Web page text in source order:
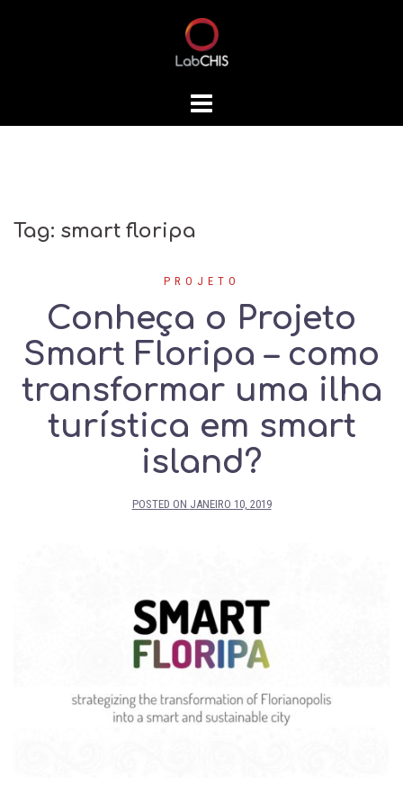
Tag: smart floripa
PROJETO
Conheça o Projeto
Smart Floripa – como
transformar uma ilha
turística em smart
island?
POSTED ON JANEIRO 10, 2019